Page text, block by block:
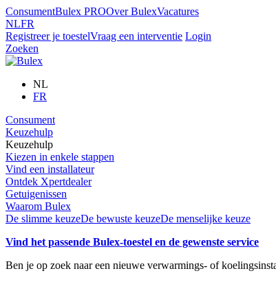
ConsumentBulex PROOver BulexVacatures
NLFR
Registreer je toestelVraag een interventie Login
Zoeken
NL
FR
Consument
Keuzehulp
Keuzehulp
Kiezen in enkele stappen
Vind een installateur
Ontdek Xpertdealer
Getuigenissen
Waarom Bulex
De slimme keuzeDe bewuste keuzeDe menselijke keuze
Vind het passende Bulex-toestel en de gewenste service
Ben je op zoek naar een nieuwe verwarmings- of